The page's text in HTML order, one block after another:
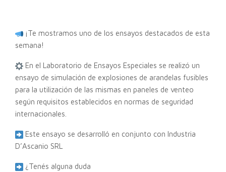
¡Te mostramos uno de los ensayos destacados de esta
semana!
En el Laboratorio de Ensayos Especiales se realizó un
ensayo de simulación de explosiones de arandelas fusibles
para la utilización de las mismas en paneles de venteo
según requisitos establecidos en normas de seguridad
internacionales.
Este ensayo se desarrolló en conjunto con Industria
D’Ascanio SRL
¿Tenés alguna duda